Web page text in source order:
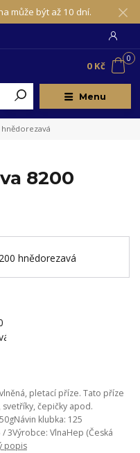
může být až 10 dní.
Menu
0
0 Kč
8200
pletací příze. Tato příze
čepičky apod.
klubka: 125
3Výrobce: VlnaHep (Česká
popis